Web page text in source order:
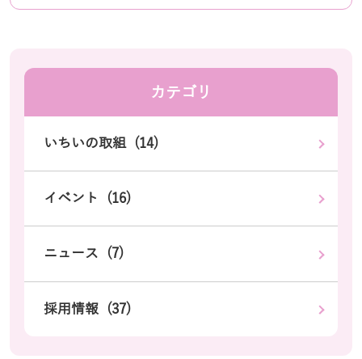
カテゴリ
いちいの取組 (14)
イベント (16)
ニュース (7)
採用情報 (37)